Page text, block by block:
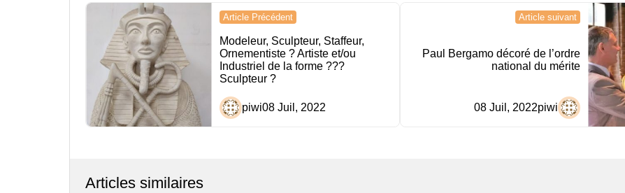
Navigation
de
l’article
Article Précédent
Modeleur, Sculpteur, Staffeur,
Ornementiste ? Artiste et/ou
Industriel de la forme ???
Sculpteur ?
piwi08 Juil, 2022
Article suivant
Paul Bergamo décoré de l’ordre
national du mérite
piwi
08 Juil, 2022
Articles similaires